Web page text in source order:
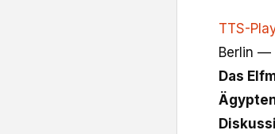
TTS-
Berlin —
Das